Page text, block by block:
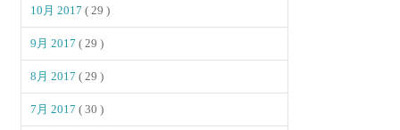
10月 2017( 29 )
9月 2017( 29 )
8月 2017( 29 )
7月 2017( 30 )